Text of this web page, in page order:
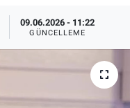
09.06.2026 - 11:22
GÜNCELLEME